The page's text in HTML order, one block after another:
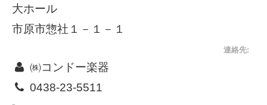
大ホール
市原市惣社１－１－１
連絡先:
㈱コンドー楽器
0438-23-5511